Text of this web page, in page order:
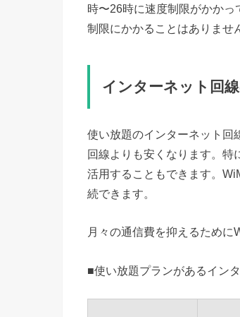
時〜26時に速度制限がかか
制限にかかることはありませ
インターネット回
使い放題のインターネット回
回線よりも安くなります。特
活用することもできます。
続できます。
月々の通信費を抑えるために
■使い放題プランがあるイン